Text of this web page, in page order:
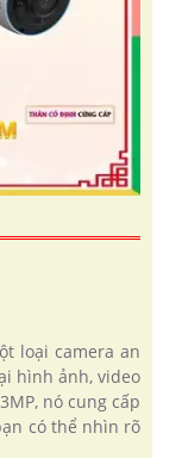
loại camera an
hình ảnh, video
nó cung cấp
có thể nhìn rõ